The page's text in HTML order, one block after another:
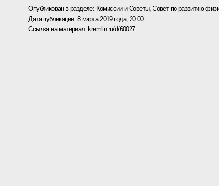
Опубликован в разделе: Комиссии и Советы,Совет по развитию
Дата публикации:8 марта 2019 года, 20:00
Ссылка на материал: kremlin.ru/d/60027